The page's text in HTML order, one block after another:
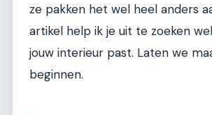
ze pakken het wel heel anders
artikel help ik je uit te zoeken
jouw interieur past. Laten we
beginnen.